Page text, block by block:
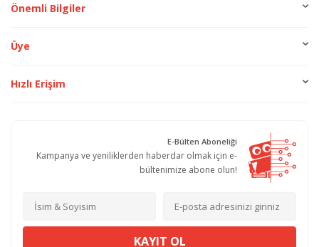
Önemli Bilgiler
Üye
Hızlı Erişim
E-Bülten Aboneliği
Kampanya ve yeniliklerden haberdar olmak için e-
bültenimize abone olun!
KAYIT OL